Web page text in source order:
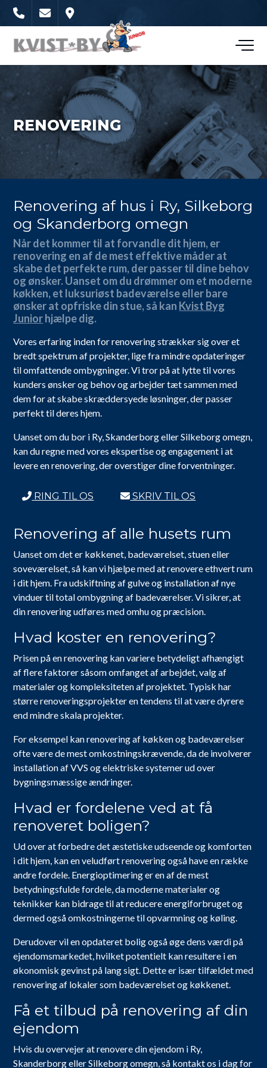
hovedindhold
RENOVERING
RENOVERING
Renovering af hus i Ry, Silkeborg
og Skanderborg omegn
Når det kommer til at forvandle dit hjem, er
renovering en af de mest effektive måder at
skabe det perfekte rum, der passer til dine behov
og ønsker. Uanset om du drømmer om et moderne
køkken, et luksuriøst badeværelse eller bare
ønsker at opfriske din stue, så kan Kvist Byg
Juniorhjælpe dig.
Vores erfaring inden for renovering strækker sig over et
bredt spektrum af projekter, lige fra mindre opdateringer
til omfattende ombygninger. Vi tror på at lytte til vores
kunders ønsker og behov og arbejder tæt sammen med
dem for at skabe skræddersyede løsninger, der passer
perfekt til deres hjem.
Uanset om du bor i Ry, Skanderborg eller Silkeborg omegn,
kan du regne med vores ekspertise og engagement i at
levere en renovering, der overstiger dine forventninger.
RING TIL OS SKRIV TIL OS
Renovering af alle husets rum
Uanset om det er køkkenet, badeværelset, stuen eller
soveværelset, så kan vi hjælpe med at renovere ethvert rum
i dit hjem. Fra udskiftning af gulve og installation af nye
vinduer til total ombygning af badeværelser. Vi sikrer, at
din renovering udføres med omhu og præcision.
Hvad koster en renovering?
Prisen på en renovering kan variere betydeligt afhængigt
af flere faktorer såsom omfanget af arbejdet, valg af
materialer og kompleksiteten af projektet. Typisk har
større renoveringsprojekter en tendens til at være dyrere
end mindre skala projekter.
For eksempel kan renovering af køkken og badeværelser
ofte være de mest omkostningskrævende, da de involverer
installation af VVS og elektriske systemer ud over
bygningsmæssige ændringer.
Hvad er fordelene ved at få
renoveret boligen?
Ud over at forbedre det æstetiske udseende og komforten
i dit hjem, kan en veludført renovering også have en række
andre fordele. Energioptimering er en af de mest
betydningsfulde fordele, da moderne materialer og
teknikker kan bidrage til at reducere energiforbruget og
dermed også omkostningerne til opvarmning og køling.
Derudover vil en opdateret bolig også øge dens værdi på
ejendomsmarkedet, hvilket potentielt kan resultere i en
økonomisk gevinst på lang sigt. Dette er især tilfældet med
renovering af lokaler som badeværelset og køkkenet.
Få et tilbud på renovering af din
ejendom
Hvis du overvejer at renovere din ejendom i Ry,
Skanderborg eller Silkeborg omegn, så kontakt os i dag for